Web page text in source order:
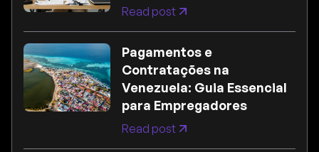
Read post
Pagamentos e
Contratações na
Venezuela: Guia Essencial
para Empregadores
Read post